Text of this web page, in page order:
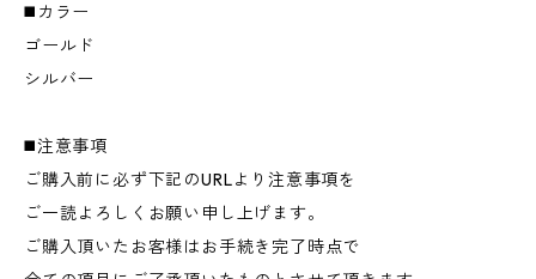
◼️カラー
ゴールド
シルバー
◼️注意事項
ご購入前に必ず下記のURLより注意事項を
ご一読よろしくお願い申し上げます。
ご購入頂いたお客様はお手続き完了時点で